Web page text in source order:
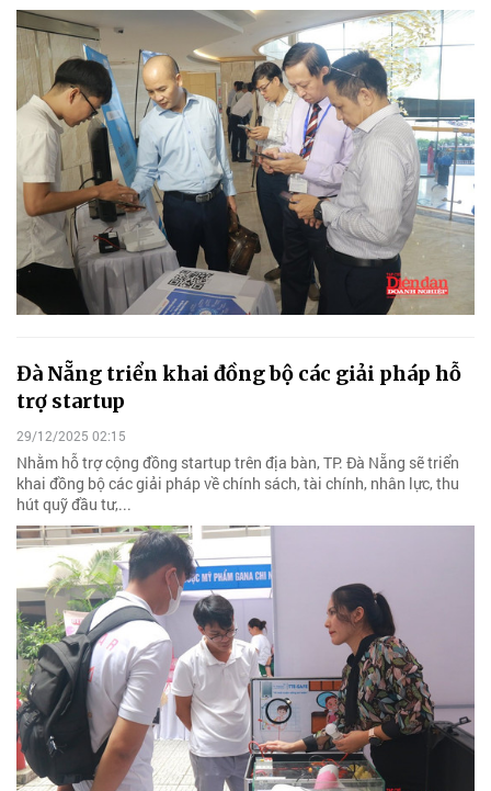
Đà Nẵng triển khai đồng bộ các giải pháp hỗ
trợ startup
29/12/2025 02:15
Nhằm hỗ trợ cộng đồng startup trên địa bàn, TP. Đà Nẵng sẽ triển
khai đồng bộ các giải pháp về chính sách, tài chính, nhân lực, thu
hút quỹ đầu tư,...